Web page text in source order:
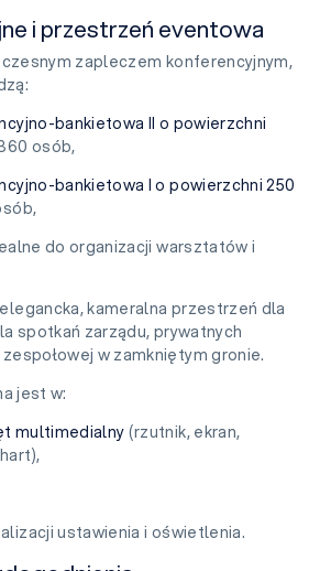
i przestrzeń eventowa
zapleczem konferencyjnym,
bankietowa II o powierzchni
osób,
bankietowa I o powierzchni 250
do organizacji warsztatów i
kameralna przestrzeń dla
spotkań zarządu, prywatnych
w zamkniętym gronie.
jest w:
multimedialny (rzutnik, ekran,
ustawienia i oświetlenia.